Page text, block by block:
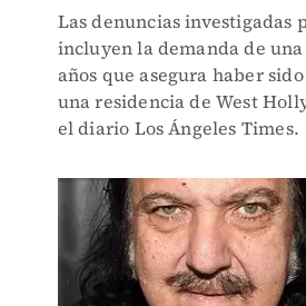
Las denuncias investigadas
incluyen la demanda de
años que asegura haber
una residencia de West
el diario Los Ángeles Times.